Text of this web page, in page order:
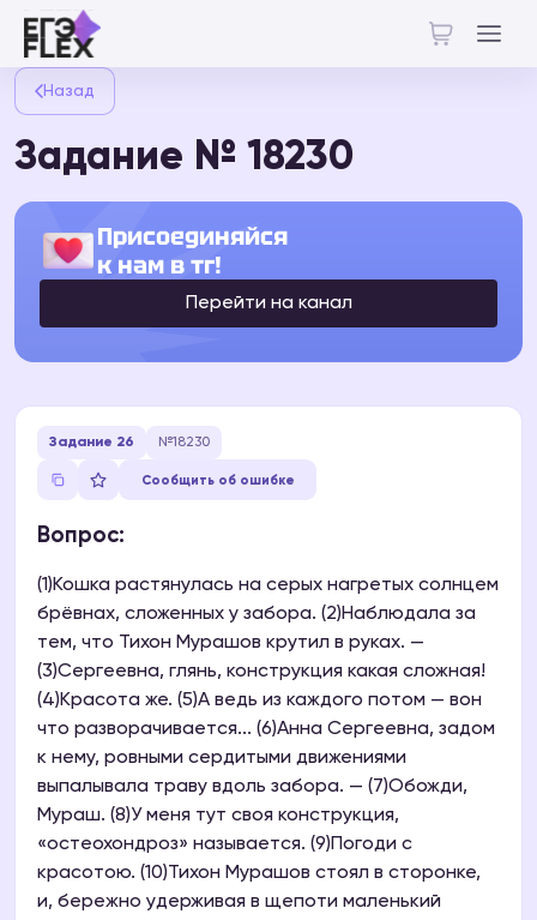
Назад
Задание № 18230
Присоединяйся
к нам в тг!
Перейти на канал
Задание 26 №18230
Сообщить об ошибке
Вопрос:
(1)Кошка растянулась на серых нагретых солнцем
брёвнах, сложенных у забора. (2)Наблюдала за
тем, что Тихон Мурашов крутил в руках. —
(3)Сергеевна, глянь, конструкция какая сложная!
(4)Красота же. (5)А ведь из каждого потом — вон
что разворачивается... (6)Анна Сергеевна, задом
к нему, ровными сердитыми движениями
выпалывала траву вдоль забора. — (7)Обожди,
Мураш. (8)У меня тут своя конструкция,
«остеохондроз» называется. (9)Погоди с
красотою. (10)Тихон Мурашов стоял в сторонке,
и, бережно удерживая в щепоти маленький